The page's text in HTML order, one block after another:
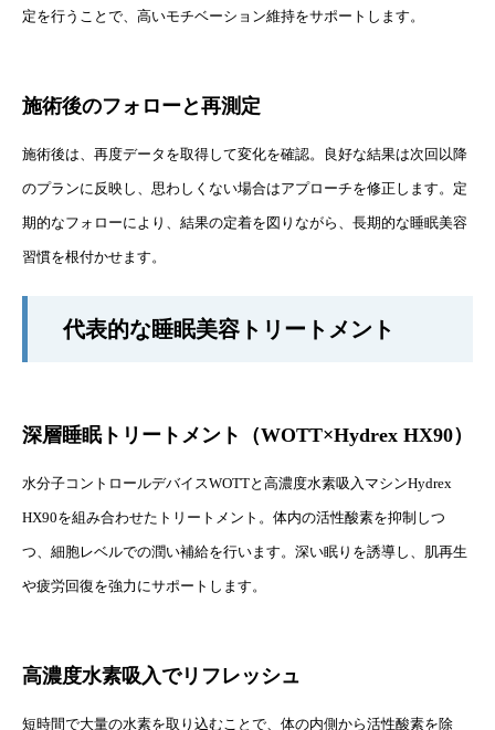
定を行うことで、高いモチベーション維持をサポートします。
施術後のフォローと再測定
施術後は、再度データを取得して変化を確認。良好な結果は次回以降
のプランに反映し、思わしくない場合はアプローチを修正します。定
期的なフォローにより、結果の定着を図りながら、長期的な睡眠美容
習慣を根付かせます。
代表的な睡眠美容トリートメント
深層睡眠トリートメント（WOTT×Hydrex HX90）
水分子コントロールデバイスWOTTと高濃度水素吸入マシンHydrex
HX90を組み合わせたトリートメント。体内の活性酸素を抑制しつ
つ、細胞レベルでの潤い補給を行います。深い眠りを誘導し、肌再生
や疲労回復を強力にサポートします。
高濃度水素吸入でリフレッシュ
短時間で大量の水素を取り込むことで、体の内側から活性酸素を除